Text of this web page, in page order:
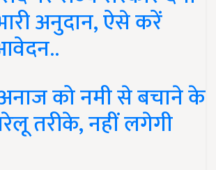
अनुदान, ऐसे करें
को नमी से बचाने के
तरीके, नहीं लगेगी